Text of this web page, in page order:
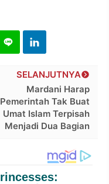
SELANJUTNYA
Mardani Harap
Pemerintah Tak Buat
Umat Islam Terpisah
Menjadi Dua Bagian